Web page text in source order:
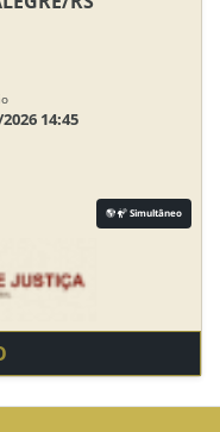
14:45
Simultâneo